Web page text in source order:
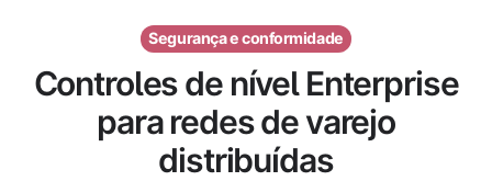
Segurança e conformidade
Controles de nível Enterprise
para redes de varejo
distribuídas